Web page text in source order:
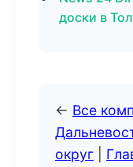
доски в
← Все
округ